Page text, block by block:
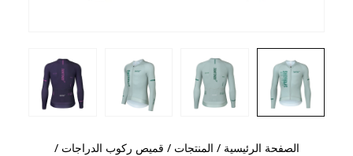
الصفحة الرئيسية / المنتجات / قميص ركوب الدراجات /